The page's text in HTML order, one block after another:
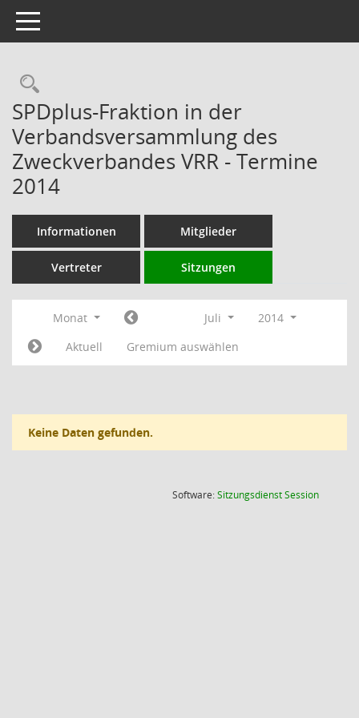
Toggle navigation
Rechercheauswahl
SPDplus-Fraktion in der
Verbandsversammlung des
Zweckverbandes VRR - Termine
2014
Informationen Mitglieder
Vertreter Sitzungen
Monat Juli
2014
Aktuell
Gremium auswählen
Keine Daten gefunden.
Software:SitzungsdienstSession(Wird in